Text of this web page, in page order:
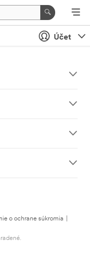
Účet
o ochrane súkromia